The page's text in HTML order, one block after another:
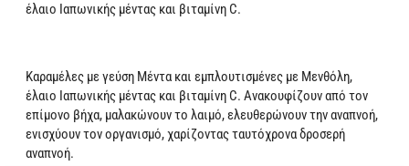
έλαιο Ιαπωνικής μέντας και βιταμίνη C.
Καραμέλες με γεύση Μέντα και εμπλουτισμένες με Μενθόλη,
έλαιο Ιαπωνικής μέντας και βιταμίνη C. Ανακουφίζουν από τον
επίμονο βήχα, μαλακώνουν το λαιμό, ελευθερώνουν την αναπνοή,
ενισχύουν τον οργανισμό, χαρίζοντας ταυτόχρονα δροσερή
αναπνοή.